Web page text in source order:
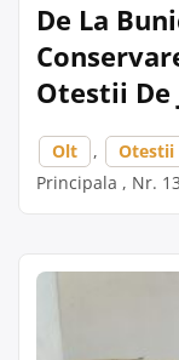
De La
Otestii De
Olt , Otestii
Principala , Nr.